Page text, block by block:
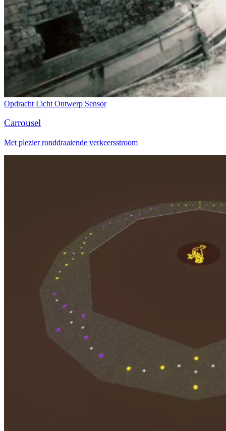
Opdracht Licht Ontwerp Sensor
Carrousel
Met plezier ronddraaiende verkeersstroom